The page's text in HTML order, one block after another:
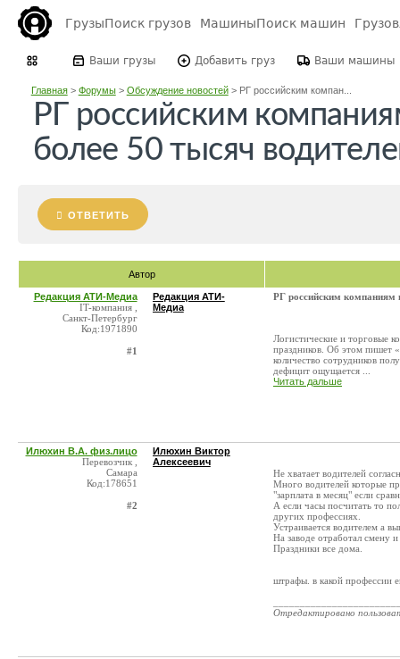
ГрузыПоиск грузов МашиныПоиск машин
Ваши грузы Добавить груз Ваши машины
Главная> Форумы> Обсуждение новостей> РГ российским компан...
РГ российским
более 50 тысяч
ОТВЕТИТЬ
Автор
Редакция АТИ-Медиа
IT-компания ,
Санкт-Петербург
Код:1971890
#1
Редакция АТИ-
Медиа
РГ российским компаниям
Логистические и торговые
праздников. Об этом пишет
количество сотрудников
дефицит ощущается ...
Читать дальше
Илюхин В.А. физ.лицо
Перевозчик ,
Самара
Код:178651
#2
Илюхин Виктор
Алексеевич
Не хватает водителей
Много водителей которые
"зарплата в месяц" если
А если часы посчитать то
других профессиях.
Устраивается водителем а
На заводе отработал смену
Праздники все дома.
штрафы. в какой профессии
Отредактировано